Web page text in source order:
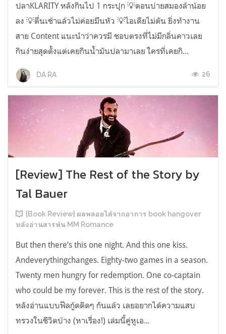
ปลาKLARITY หลังกินไป 1 กระปุก 💡ตอนบ่ายสมองล้าน้อย
ลง 💡ตื่นเช้าแล้วไม่ค่อยมึนหัว 💡ไอเดียไม่ตัน ยิ่งทำงาน
สาย Content แนะนำว่าควรมี ชอบตรงที่ไม่มีกลิ่นคาวเลย
กินง่ายสุดตั้งแต่เคยกินน้ำมันปลามาเลย ใครที่เคยกิ...
DA RA 26
[Review] The Rest of the Story by
Tal Bauer
[Book Review] ผลพลอยได้จากอาการ book hangover
หลังอ่านสารพัน MM Romance
But then there’s this one night. And this one kiss.
Andeverythingchanges. Eighty-two games in a season.
Twenty men hungry for redemption. One co-captain
who could be my forever. This is the rest of the story.
หลังอ่านแบบฟีลกู้ดติดๆ กันแล้ว เลยอยากได้ความแสบ
ทรวงในชีวิตบ้าง (หาเรื่อง!) เล่มนี้คู่หูเอ...